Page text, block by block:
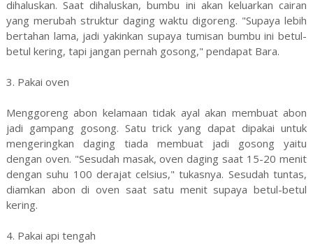
dihaluskan. Saat dihaluskan, bumbu ini akan keluarkan cairan
yang merubah struktur daging waktu digoreng. "Supaya lebih
bertahan lama, jadi yakinkan supaya tumisan bumbu ini betul-
betul kering, tapi jangan pernah gosong," pendapat Bara.
3. Pakai oven
Menggoreng abon kelamaan tidak ayal akan membuat abon
jadi gampang gosong. Satu trick yang dapat dipakai untuk
mengeringkan daging tiada membuat jadi gosong yaitu
dengan oven. "Sesudah masak, oven daging saat 15-20 menit
dengan suhu 100 derajat celsius," tukasnya. Sesudah tuntas,
diamkan abon di oven saat satu menit supaya betul-betul
kering.
4. Pakai api tengah